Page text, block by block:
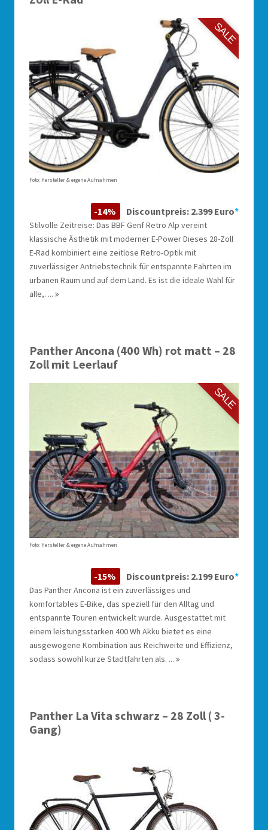
SALE
Foto: Hersteller & eigene Aufnahmen
-14% Discountpreis: 2.399 Euro*
Stilvolle Zeitreise: Das BBF Genf Retro Alp vereint
klassische Ästhetik mit moderner E-Power Dieses 28-Zoll
E-Rad kombiniert eine zeitlose Retro-Optik mit
zuverlässiger Antriebstechnik für entspannte Fahrten im
urbanen Raum und auf dem Land. Es ist die ideale Wahl für
alle,. ...
Panther Ancona (400 Wh) rot matt – 28
Zoll mit Leerlauf
SALE
Foto: Hersteller & eigene Aufnahmen
-15% Discountpreis: 2.199 Euro*
Das Panther Ancona ist ein zuverlässiges und
komfortables E-Bike, das speziell für den Alltag und
entspannte Touren entwickelt wurde. Ausgestattet mit
einem leistungsstarken 400 Wh Akku bietet es eine
ausgewogene Kombination aus Reichweite und Effizienz,
sodass sowohl kurze Stadtfahrten als. ...
Panther La Vita schwarz – 28 Zoll ( 3-
Gang)